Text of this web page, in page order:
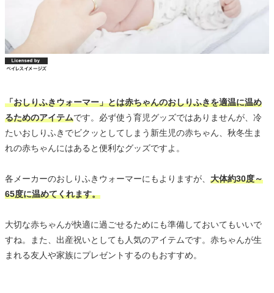
「おしりふきウォーマー」とは赤ちゃんのおしりふきを適温に温め
るためのアイテムです。必ず使う育児グッズではありませんが、冷
たいおしりふきでビクッとしてしまう新生児の赤ちゃん、秋冬生ま
れの赤ちゃんにはあると便利なグッズですよ。
各メーカーのおしりふきウォーマーにもよりますが、 大体約30度～
65度に温めてくれます。
大切な赤ちゃんが快適に過ごせるためにも準備しておいてもいいで
すね。また、出産祝いとしても人気のアイテムです。赤ちゃんが生
まれる友人や家族にプレゼントするのもおすすめ。